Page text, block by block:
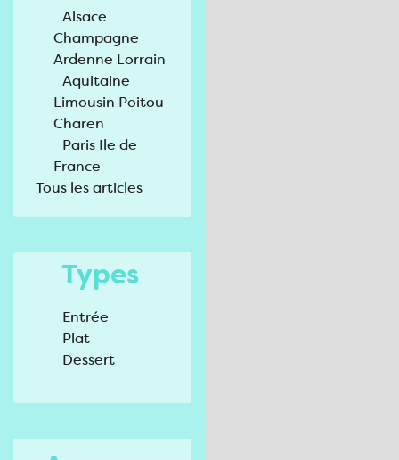
Alsace
Champagne
Ardenne Lorrain
Aquitaine
Limousin Poitou-
Charen
Paris Ile de
France
Tous les articles
Types
Entrée
Plat
Dessert